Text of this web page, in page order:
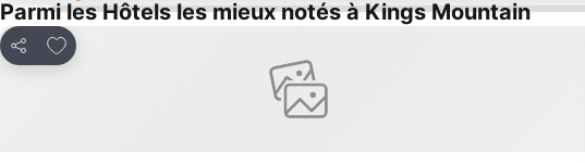
Parmi les Hôtels les mieux notés à Kings Mountain
Partager
Ajouter à mes favoris